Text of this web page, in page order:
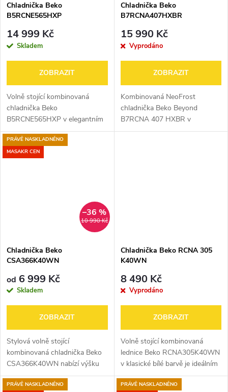
Chladnička Beko
B5RCNE565HXP
14 999 Kč
Skladem
ZOBRAZIT
Volně stojící kombinovaná
chladnička Beko
B5RCNE565HXP v elegantním
nerezovém provedení nabízí
celkový objem 490 l (chladnička
~340 l, mrazák ~150 l).
Chladnička Beko
B7RCNA407HXBR
15 990 Kč
Vyprodáno
ZOBRAZIT
Kombinovaná NeoFrost
chladnička Beko Beyond
B7RCNA 407 HXBR v
mimořádně úsporné
PRÁVĚ NASKLADNĚNO
MASAKR CEN
10 990 Kč
–36 %
Chladnička Beko
CSA366K40WN
od 6 999 Kč
Skladem
ZOBRAZIT
Stylová volně stojící
kombinovaná chladnička Beko
CSA366K40WN nabízí výšku
185,2 cm a šířku 59,5 cm, v
elegantním bílém provedení s
Chladnička Beko RCNA 305
K40WN
8 490 Kč
Vyprodáno
ZOBRAZIT
Volně stojící kombinovaná
lednice Beko RCNA305K40WN
v klasické bílé barvě je ideálním
pomocníkem do každé
domácnosti díky úzké šířce 54
PRÁVĚ NASKLADNĚNO
PRÁVĚ NASKLADNĚNO